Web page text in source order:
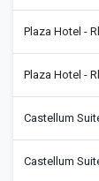
Plaza Hotel -
Plaza Hotel -
Castellum
Castellum